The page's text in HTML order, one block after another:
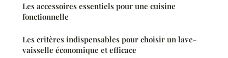
Les accessoires essentiels pour une cuisine
fonctionnelle
Les critères indispensables pour choisir un lave-
vaisselle économique et efficace